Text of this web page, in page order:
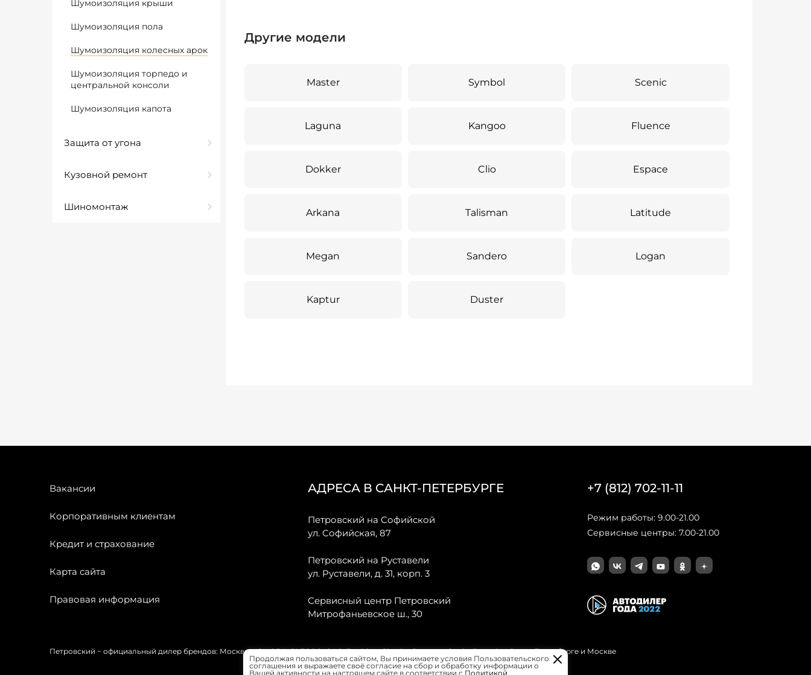
Шумоизоляция крыши
Шумоизоляция пола
Шумоизоляция колесных арок
Шумоизоляция торпедо и
центральной консоли
Шумоизоляция капота
Защита от угона
Кузовной ремонт
Шиномонтаж
Другие модели
Master Symbol Scenic
Laguna Kangoo Fluence
Dokker Clio Espace
Arkana Talisman Latitude
Megan Sandero Logan
Kaptur Duster
Вакансии
Корпоративным клиентам
Кредит и страхование
Карта сайта
Правовая информация
АДРЕСА В САНКТ-ПЕТЕРБУРГЕ
Петровский на Софийской
ул. Софийская, 87
Петровский на Руставели
ул. Руставели, д. 31, корп. 3
Сервисный центр Петровский
Митрофаньевское ш., 30
+7 (812) 702-11-11
Режим работы: 9.00-21.00
Сервисные центры: 7.00-21.00
Петровский − официальный дилер брендов: Москвич, OMODA, JAECOO, GAC, Forthing, Citroёn, Peugeot, Opel и Renault в Санкт-Петербурге и Москве
Продолжая пользоваться сайтом, Вы принимаете условия Пользовательского
соглашения и выражаете своё согласие на сбор и обработку информации о
Вашей активности на настоящем сайте в соответствии с Политикой